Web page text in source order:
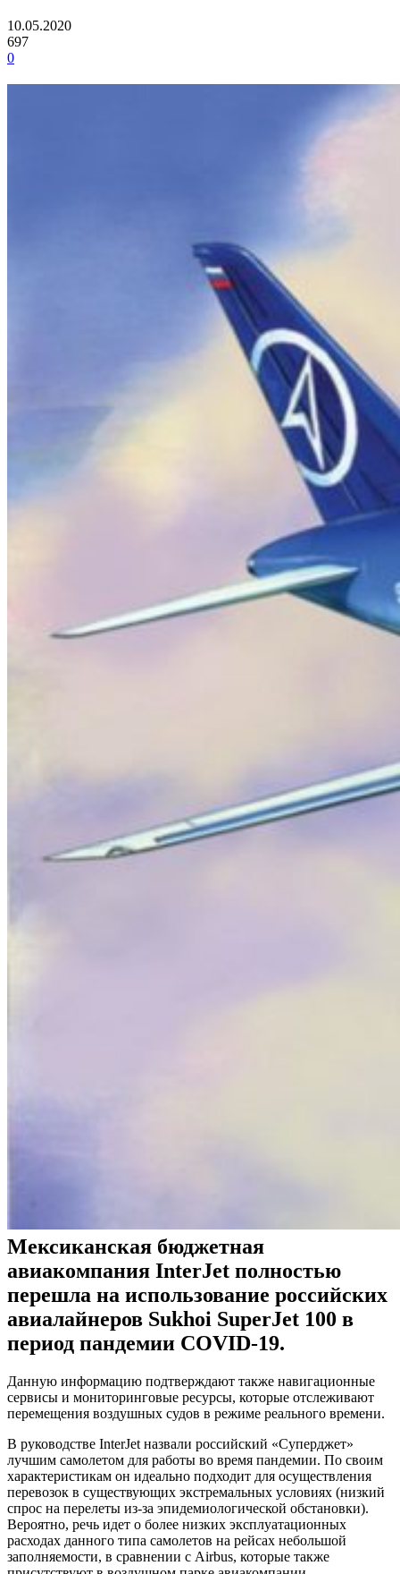
10.05.2020
697
0
Мексиканская бюджетная
авиакомпания InterJet полностью
перешла на использование российских
авиалайнеров Sukhoi SuperJet 100 в
период пандемии COVID-19.
Данную информацию подтверждают также навигационные
сервисы и мониторинговые ресурсы, которые отслеживают
перемещения воздушных судов в режиме реального времени.
В руководстве InterJet назвали российский «Суперджет»
лучшим самолетом для работы во время пандемии. По своим
характеристикам он идеально подходит для осуществления
перевозок в существующих экстремальных условиях (низкий
спрос на перелеты из-за эпидемиологической обстановки).
Вероятно, речь идет о более низких эксплуатационных
расходах данного типа самолетов на рейсах небольшой
заполняемости, в сравнении с Airbus, которые также